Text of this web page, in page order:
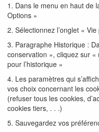
1. Dans le menu en haut de
Options »
2. Sélectionnez l’onglet «
3. Paragraphe Historique :
conservation », cliquez sur
pour l’historique »
4. Les paramètres qui
vos choix concernant les
(refuser tous les cookies,
cookies tiers, . . .)
5. Sauvegardez vos